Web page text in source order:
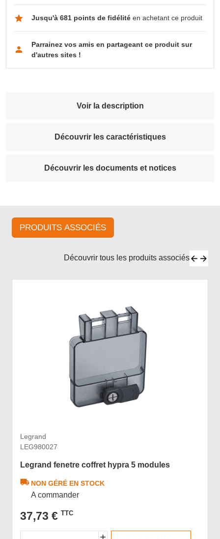
Jusqu'à 681 points de fidélitéen achetant ce produit
Parrainez vos amis en partageant ce produit sur
d'autres sites !
Voir la description
Découvrir les caractéristiques
Découvrir les documents et notices
PRODUITS ASSOCIÉS
Découvrir tous les produits associés
Legrand
LEG980027
Legrand fenetre coffret hypra 5 modules
NON GÉRÉ EN STOCK
A commander
37,73 € TTC